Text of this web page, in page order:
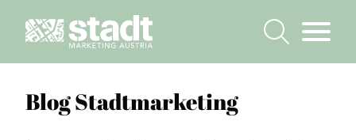
Blog Stadtmarketing